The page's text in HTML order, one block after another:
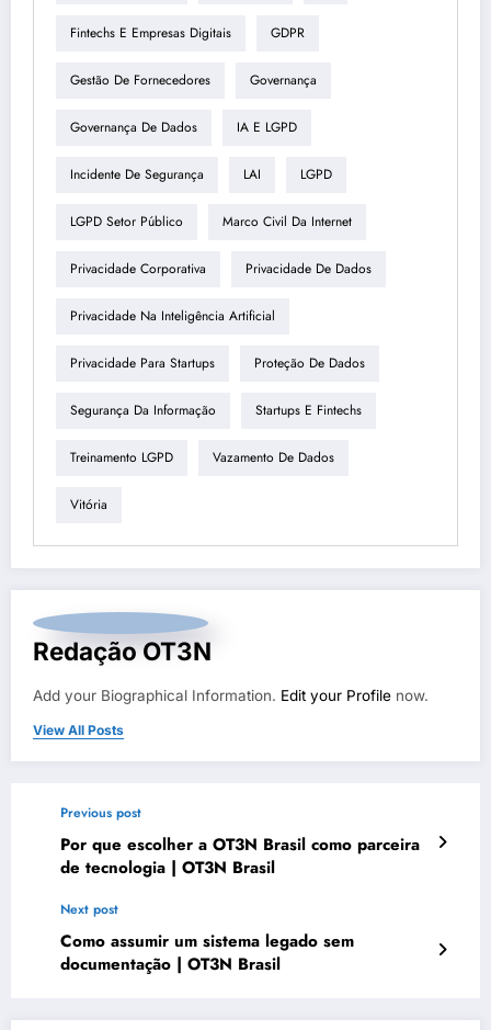
Fintechs E Empresas Digitais GDPR
Gestão De Fornecedores Governança
Governança De Dados IA E LGPD
Incidente De Segurança LAI LGPD
LGPD Setor Público Marco Civil Da Internet
Privacidade Corporativa Privacidade De Dados
Privacidade Na Inteligência Artificial
Privacidade Para Startups Proteção De Dados
Segurança Da Informação Startups E Fintechs
Treinamento LGPD Vazamento De Dados
Vitória
Redação OT3N
Add your Biographical Information. Edit your Profile now.
View All Posts
Previous post
Por que escolher a OT3N Brasil como parceira
de tecnologia | OT3N Brasil
Next post
Como assumir um sistema legado sem
documentação | OT3N Brasil